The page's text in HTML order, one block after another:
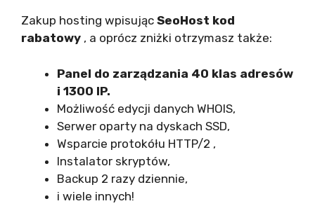
Zakup hosting wpisując SeoHost kod
rabatowy , a oprócz zniżki otrzymasz także:
Panel do zarządzania 40 klas adresów
i 1300 IP.
Możliwość edycji danych WHOIS,
Serwer oparty na dyskach SSD,
Wsparcie protokółu HTTP/2 ,
Instalator skryptów,
Backup 2 razy dziennie,
i wiele innych!